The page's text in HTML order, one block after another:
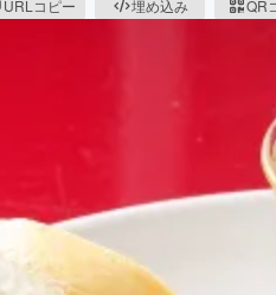
URLコピー 埋め込み QR